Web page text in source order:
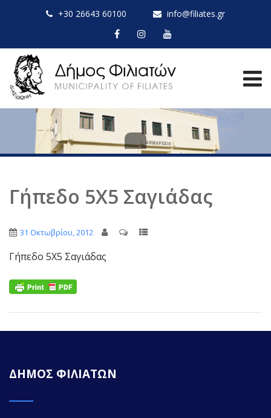
+30 26643 60100 info@filiates.gr
Γήπεδο 5Χ5 Σαγιάδας
31 Οκτωβρίου, 2012
Γήπεδο 5Χ5 Σαγιάδας
ΔΗΜΟΣ ΦΙΛΙΑΤΩΝ